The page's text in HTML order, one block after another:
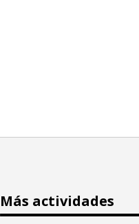
Más actividades